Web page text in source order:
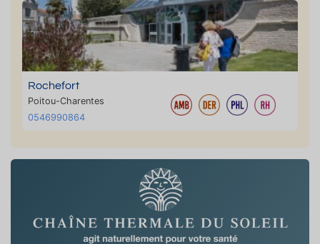
Rochefort
Poitou-Charentes
0546990864